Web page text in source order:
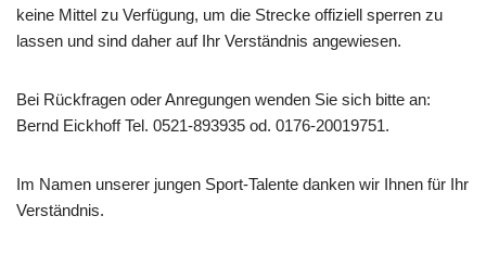
keine Mittel zu Verfügung, um die Strecke offiziell sperren zu
lassen und sind daher auf Ihr Verständnis angewiesen.
Bei Rückfragen oder Anregungen wenden Sie sich bitte an:
Bernd Eickhoff Tel. 0521-893935 od. 0176-20019751.
Im Namen unserer jungen Sport-Talente danken wir Ihnen für Ihr
Verständnis.